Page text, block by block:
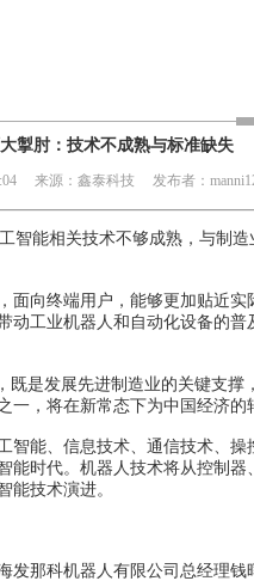
掣肘：技术不成熟与标准缺失
来源：鑫泰科技 发布者：
智能相关技术不够成熟，与制
向终端用户，能够更加贴近实
动工业机器人和自动化设备的普
是发展先进制造业的关键支撑
，将在新常态下为中国经济的
能、信息技术、通信技术、操
能时代。机器人技术将从控制器
能技术演进。
那科机器人有限公司总经理钱